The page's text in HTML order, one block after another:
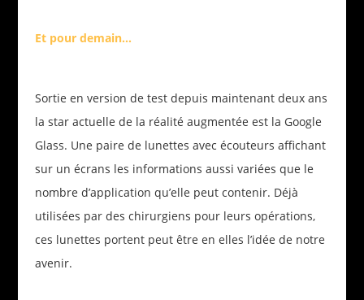
Et pour demain…
Sortie en version de test depuis maintenant deux ans
la star actuelle de la réalité augmentée est la Google
Glass. Une paire de lunettes avec écouteurs affichant
sur un écrans les informations aussi variées que le
nombre d’application qu’elle peut contenir. Déjà
utilisées par des chirurgiens pour leurs opérations,
ces lunettes portent peut être en elles l’idée de notre
avenir.